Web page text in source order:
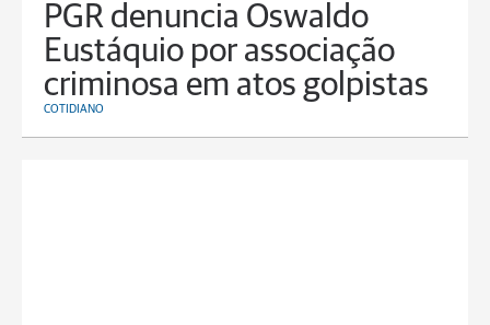
PGR denuncia Oswaldo
Eustáquio por associação
criminosa em atos golpistas
COTIDIANO